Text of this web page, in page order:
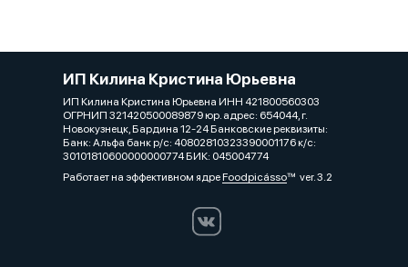
ИП Килина Кристина Юрьевна
ИП Килина Кристина Юрьевна ИНН 421800560303
ОГРНИП 321420500089879 юр. адрес: 654044, г.
Новокузнецк, Бардина 12-24 Банковские реквизиты:
Банк: Альфа банк р/с: 40802810323390001176 к/с:
30101810600000000774 БИК: 045004774
Работает на эффективном ядреFoodpicássover. 3.2